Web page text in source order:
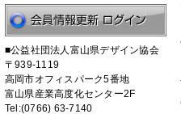
■公益社団法人富山県デザイン協会
〒939-1119
高岡市オフィスパーク5番地
富山県産業高度化センター2F
Tel:(0766) 63-7140